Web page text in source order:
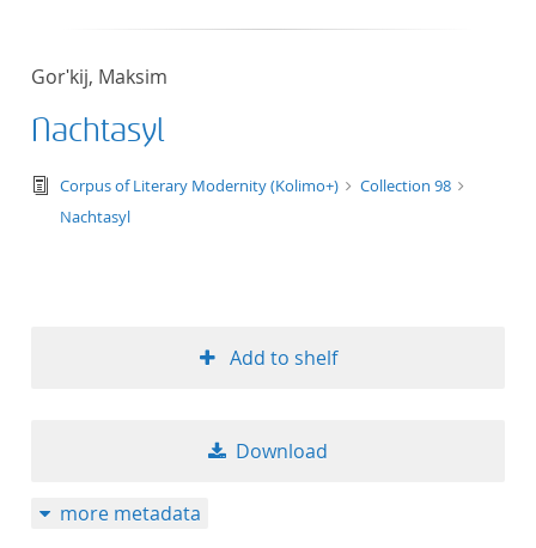
Gorʹkij, Maksim
Nachtasyl
text/tg.edition+tg.aggregation+xml
Corpus of Literary Modernity (Kolimo+)
Collection 98
Nachtasyl
Add to shelf
Download
more metadata